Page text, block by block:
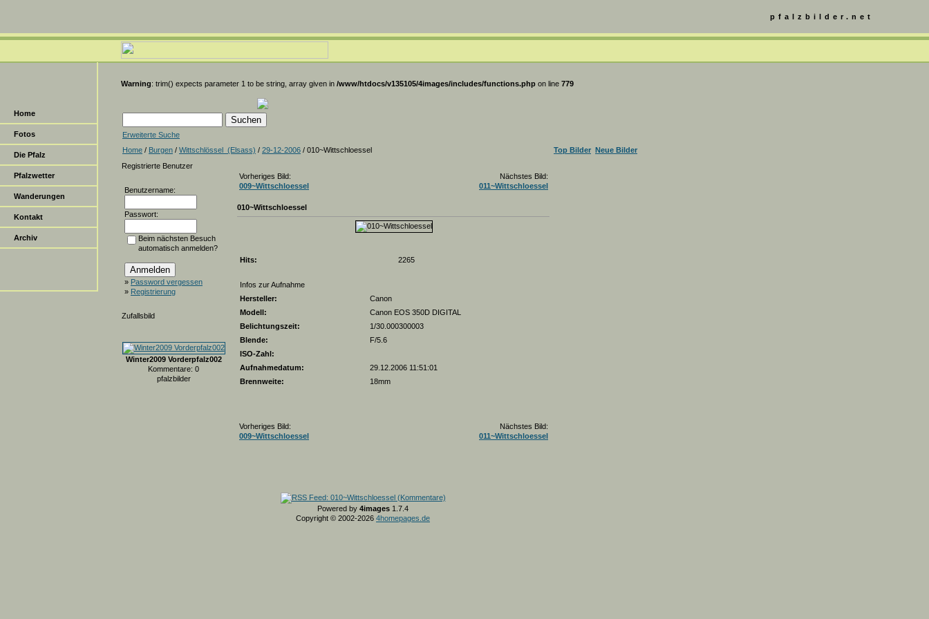
Home
Fotos
Die Pfalz
Pfalzwetter
Wanderungen
Kontakt
Archiv
pfalzbilder.net
Warning: trim() expects parameter 1 to be string, array given in /www/htdocs/v135105/4images/includes/functions.php on line 779
Erweiterte Suche
Home / Burgen / Wittschlössel_(Elsass) / 29-12-2006 / 010~Wittschloessel Top Bilder Neue Bilder
Registrierte Benutzer
Benutzername:
Passwort:
Beim nächsten Besuch
automatisch anmelden?
» Password vergessen
» Registrierung
Zufallsbild
Winter2009 Vorderpfalz002
Kommentare: 0
pfalzbilder
Vorheriges Bild:
009~Wittschloessel
Nächstes Bild:
011~Wittschloessel
010~Wittschloessel
Hits: 2265
Infos zur Aufnahme
Hersteller:
Canon
Modell:
Canon EOS 350D DIGITAL
Belichtungszeit:
1/30.000300003
Blende:
F/5.6
ISO-Zahl:
Aufnahmedatum:
29.12.2006 11:51:01
Brennweite:
18mm
Vorheriges Bild:
009~Wittschloessel
Nächstes Bild:
011~Wittschloessel
Powered by 4images 1.7.4
Copyright © 2002-2026 4homepages.de